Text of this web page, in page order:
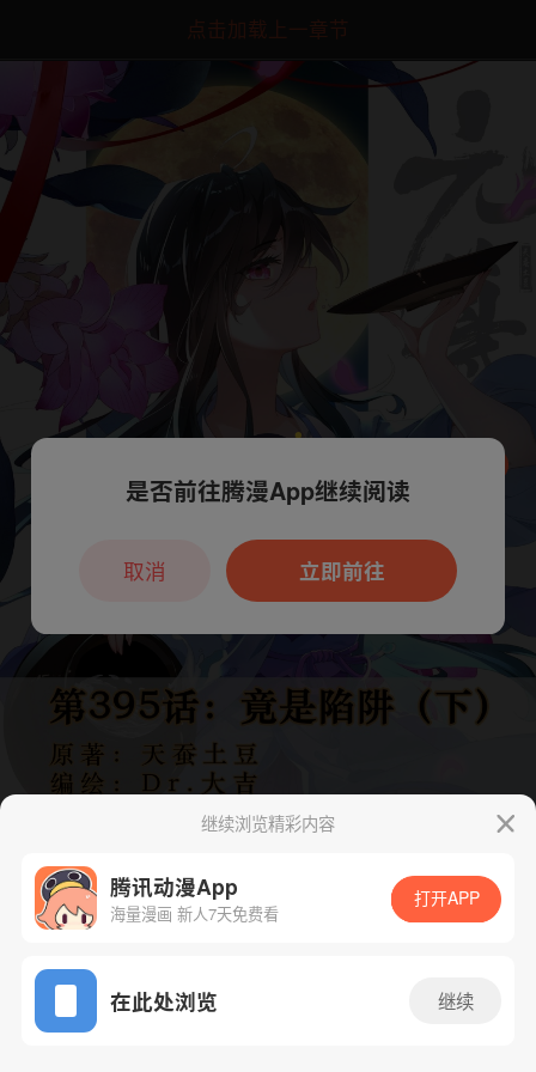
点击加载上一章节
App免费看
继续浏览精彩内容
腾讯动漫App
海量漫画 新人7天免费看
打开APP
在此处浏览 继续
本章节仅支持App阅读，可打开App新用
户7天免费看
是否前往腾漫App继续阅读
立即前往
取消